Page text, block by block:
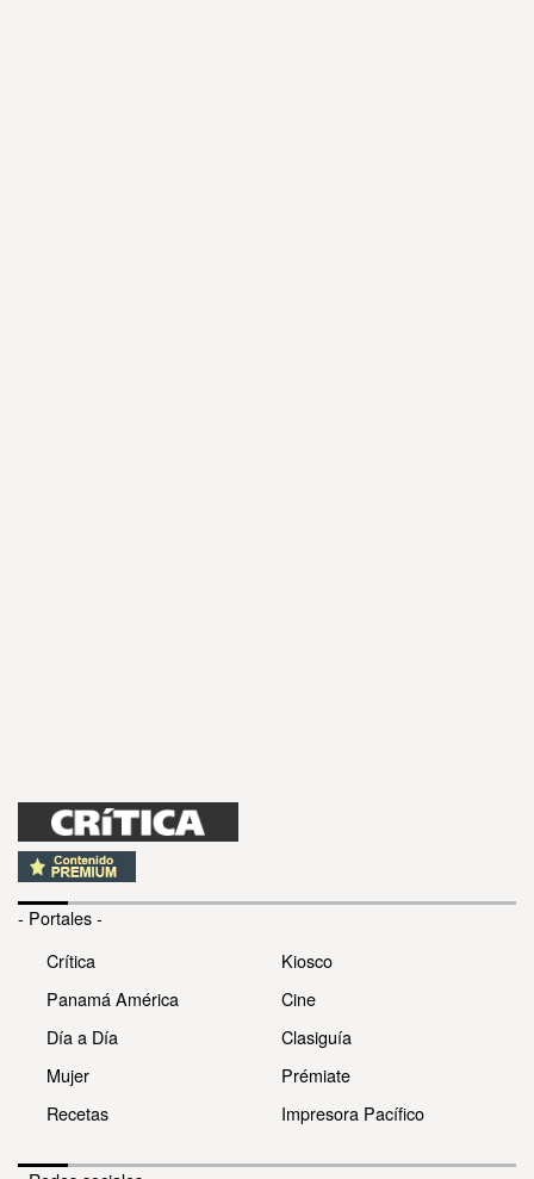
- Portales -
Crítica
Panamá América
Día a Día
Mujer
Recetas
Kiosco
Cine
Clasiguía
Prémiate
Impresora Pacífico